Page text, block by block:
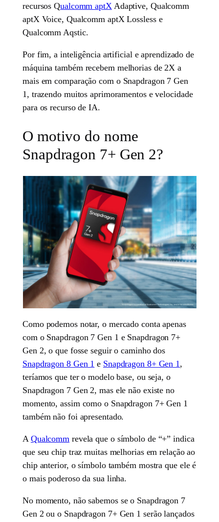
recursos Qualcomm aptX Adaptive, Qualcomm
aptX Voice, Qualcomm aptX Lossless e
Qualcomm Aqstic.
Por fim, a inteligência artificial e aprendizado de
máquina também recebem melhorias de 2X a
mais em comparação com o Snapdragon 7 Gen
1, trazendo muitos aprimoramentos e velocidade
para os recurso de IA.
O motivo do nome
Snapdragon 7+ Gen 2?
Como podemos notar, o mercado conta apenas
com o Snapdragon 7 Gen 1 e Snapdragon 7+
Gen 2, o que fosse seguir o caminho dos
Snapdragon 8 Gen 1 e Snapdragon 8+ Gen 1 ,
teríamos que ter o modelo base, ou seja, o
Snapdragon 7 Gen 2, mas ele não existe no
momento, assim como o Snapdragon 7+ Gen 1
também não foi apresentado.
A Qualcomm revela que o símbolo de “+” indica
que seu chip traz muitas melhorias em relação ao
chip anterior, o símbolo também mostra que ele é
o mais poderoso da sua linha.
No momento, não sabemos se o Snapdragon 7
Gen 2 ou o Snapdragon 7+ Gen 1 serão lançados